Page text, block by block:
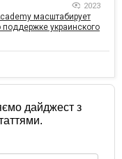
2023
масштабирует
украинского
дайджест з